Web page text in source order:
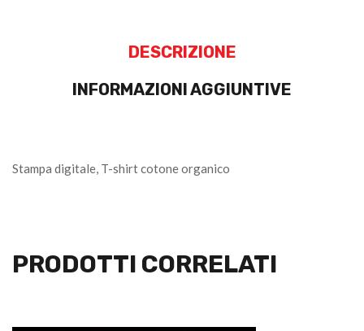
DESCRIZIONE
INFORMAZIONI AGGIUNTIVE
Stampa digitale, T-shirt cotone organico
PRODOTTI CORRELATI